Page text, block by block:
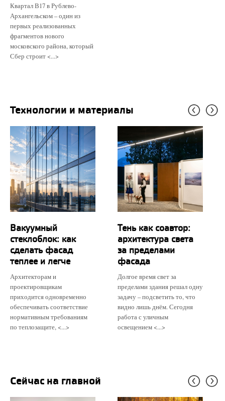
Квартал В17 в Рублево-
Архангельском – один из
первых реализованных
фрагментов нового
московского района, который
Сбер строит <...>
Технологии и материалы
Вакуумный
стеклоблок: как
сделать фасад
теплее и легче
Архитекторам и
проектировщикам
приходится одновременно
обеспечивать соответствие
нормативным требованиям
по теплозащите, <...>
Тень как соавтор:
архитектура света
за пределами
фасада
Долгое время свет за
пределами здания решал одну
задачу – подсветить то, что
видно лишь днём. Сегодня
работа с уличным
освещением <...>
Сейчас на главной